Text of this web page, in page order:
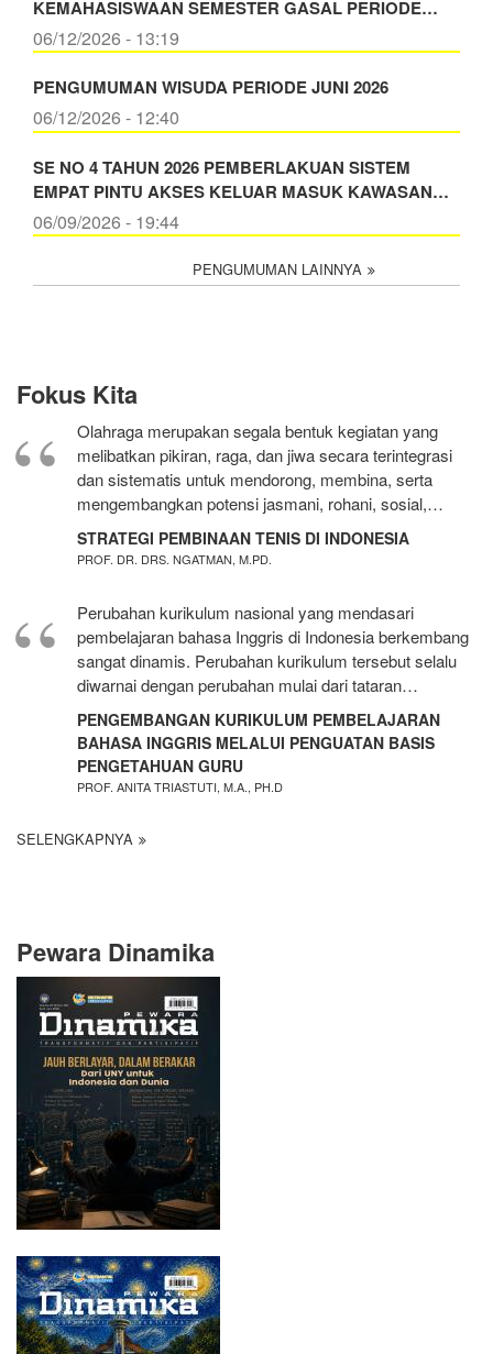
KEMAHASISWAAN SEMESTER GASAL PERIODE…
06/12/2026 - 13:19
PENGUMUMAN WISUDA PERIODE JUNI 2026
06/12/2026 - 12:40
SE NO 4 TAHUN 2026 PEMBERLAKUAN SISTEM
EMPAT PINTU AKSES KELUAR MASUK KAWASAN…
06/09/2026 - 19:44
PENGUMUMAN LAINNYA
Fokus Kita
Olahraga merupakan segala bentuk kegiatan yang
melibatkan pikiran, raga, dan jiwa secara terintegrasi
dan sistematis untuk mendorong, membina, serta
mengembangkan potensi jasmani, rohani, sosial,…
STRATEGI PEMBINAAN TENIS DI INDONESIA
PROF. DR. DRS. NGATMAN, M.PD.
Perubahan kurikulum nasional yang mendasari
pembelajaran bahasa Inggris di Indonesia berkembang
sangat dinamis. Perubahan kurikulum tersebut selalu
diwarnai dengan perubahan mulai dari tataran…
PENGEMBANGAN KURIKULUM PEMBELAJARAN
BAHASA INGGRIS MELALUI PENGUATAN BASIS
PENGETAHUAN GURU
PROF. ANITA TRIASTUTI, M.A., PH.D
SELENGKAPNYA
Pewara Dinamika